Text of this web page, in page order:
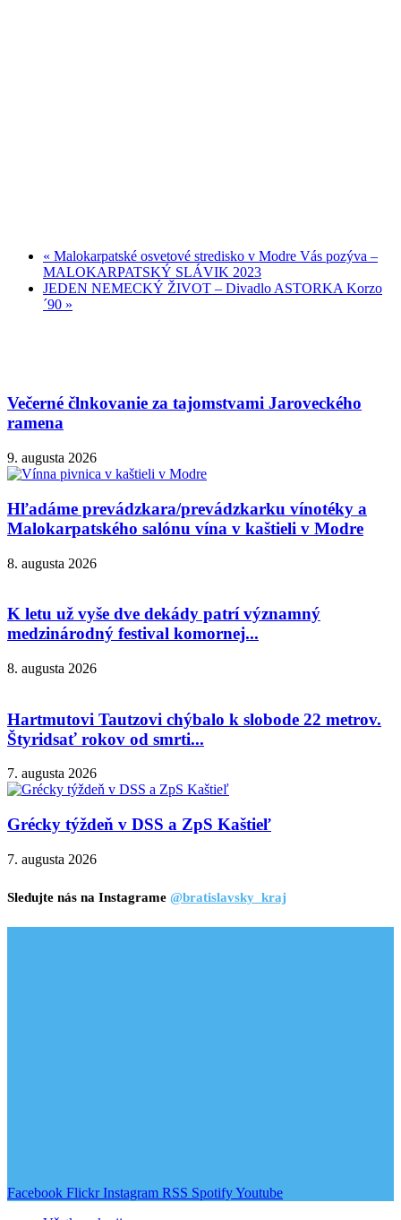
« Malokarpatské osvetové stredisko v Modre Vás pozýva –
MALOKARPATSKÝ SLÁVIK 2023
JEDEN NEMECKÝ ŽIVOT – Divadlo ASTORKA Korzo
´90 »
Večerné člnkovanie za tajomstvami Jaroveckého
ramena
9. augusta 2026
Hľadáme prevádzkara/prevádzkarku vínotéky a
Malokarpatského salónu vína v kaštieli v Modre
8. augusta 2026
K letu už vyše dve dekády patrí významný
medzinárodný festival komornej...
8. augusta 2026
Hartmutovi Tautzovi chýbalo k slobode 22 metrov.
Štyridsať rokov od smrti...
7. augusta 2026
Grécky týždeň v DSS a ZpS Kaštieľ
7. augusta 2026
Sledujte nás na Instagrame @bratislavsky_kraj
Facebook Flickr Instagram RSS SpotifyYoutube